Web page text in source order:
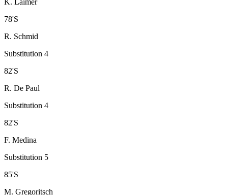
K. Laimer
78'S
R. Schmid
Substitution 4
82'S
R. De Paul
Substitution 4
82'S
F. Medina
Substitution 5
85'S
M. Gregoritsch